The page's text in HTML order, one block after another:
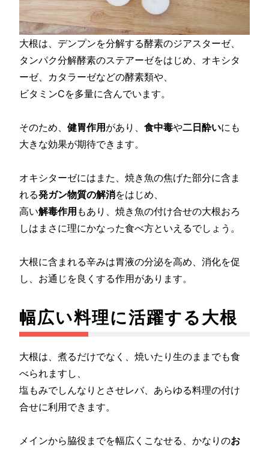
大根は、デンプンを分解する酵素のジアスターゼ、
タンパク分解酵素のステアーゼをはじめ、オキシタ
ーゼ、カタラーゼなどの酵素類や、
ビタミンCを多量に含んでいます。
そのため、健胃作用があり、食中毒や二日酔いにも
大きな効果が期待できます。
オキシターゼにはまた、焼き魚の焦げた部分に含ま
れる発ガン物質の解消をはじめ、
高い解毒作用 もあり、焼き魚の付け合せの大根おろ
しはまさに理にかなった食べ方といえるでしょう。
大根に含まれる辛みは胃液の分泌を高め、消化を促
し、お通じを良くする作用があります。
幅広い料理に活躍する大根
大根は、煮るだけでなく、焼いたり生のままでも食
べられますし、
塩もみでしんなりとさせレバ、あらゆる料理の付け
合せに利用できます。
メインから脇役までを幅広くこなせる、かなりのお